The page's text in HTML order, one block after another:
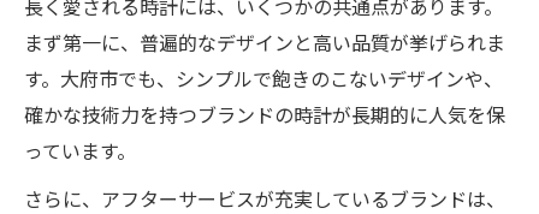
長く愛される時計には、いくつかの共通点があります。
まず第一に、普遍的なデザインと高い品質が挙げられま
す。大府市でも、シンプルで飽きのこないデザインや、
確かな技術力を持つブランドの時計が長期的に人気を保
っています。
さらに、アフターサービスが充実しているブランドは、